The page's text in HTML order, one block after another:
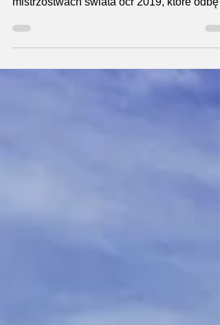
kategorią biegów przeszkodowych na
mistrzostwach świata ocr 2019, które